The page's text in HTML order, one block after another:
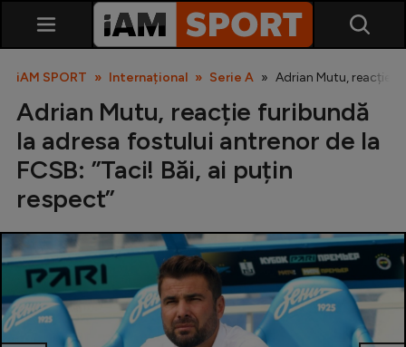
SuperLiga
Cupa României
Echipa Națională
iAM SPORT Internațional Serie A Adrian Mutu, reacție
Adrian Mutu, reacție furibundă
la adresa fostului antrenor de la
FCSB: ”Taci! Băi, ai puțin
respect”